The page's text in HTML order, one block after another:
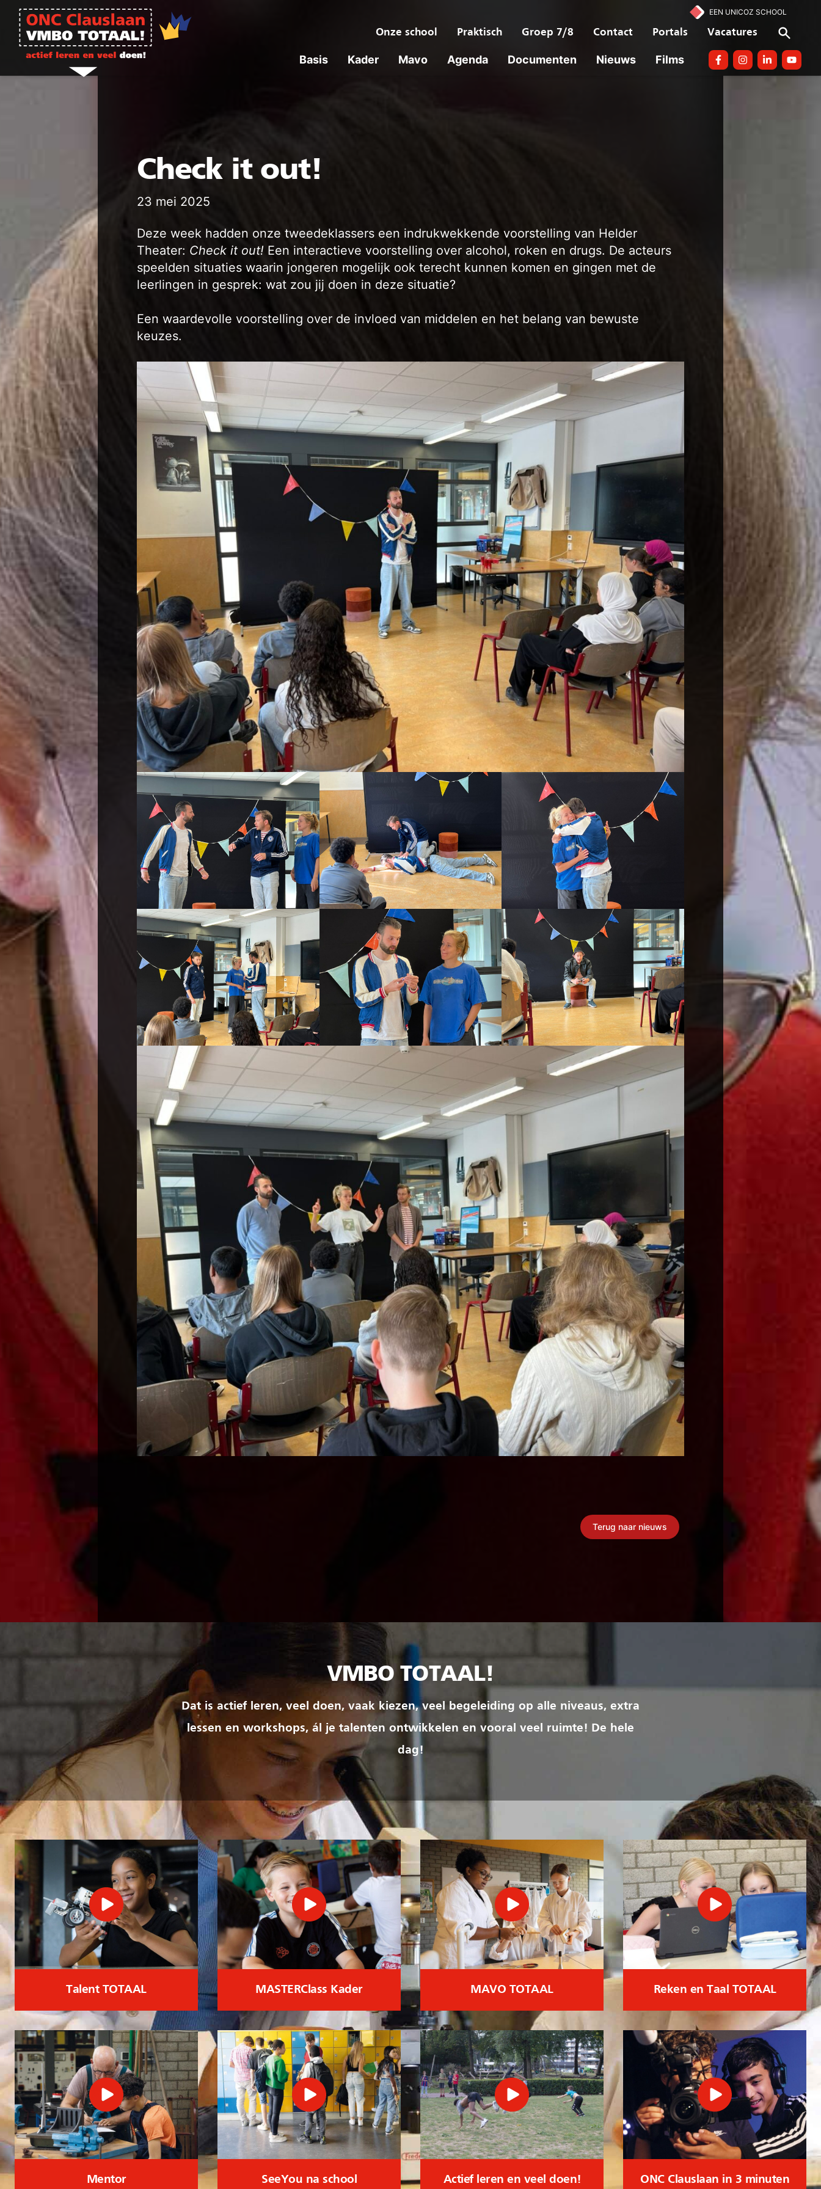
Ga naar de inhoud EEN UNICOZ SCHOOL
Onze school Praktisch Groep 7/8 Contact Portals Vacatures
Basis Kader Mavo Agenda Documenten Nieuws Films FacebookInstagramlinkedinYoutube
Check it out!
23 mei 2025
Deze week hadden onze tweedeklassers een indrukwekkende voorstelling van Helder
Theater: Check it out! Een interactieve voorstelling over alcohol, roken en drugs. De acteurs
speelden situaties waarin jongeren mogelijk ook terecht kunnen komen en gingen met de
leerlingen in gesprek: wat zou jij doen in deze situatie?
Een waardevolle voorstelling over de invloed van middelen en het belang van bewuste
keuzes.
Terug naar nieuws
VMBO TOTAAL!
Dat is actief leren, veel doen, vaak kiezen, veel begeleiding op alle niveaus, extra
lessen en workshops, ál je talenten ontwikkelen en vooral veel ruimte! De hele
dag!
Talent TOTAAL MASTERClass Kader MAVO TOTAAL Reken en Taal TOTAAL
Mentor SeeYou na school Actief leren en veel doen! ONC Clauslaan in 3 minuten